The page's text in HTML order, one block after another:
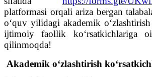
platformasi orqali ariza bergan
o‘quv yilidagi akademik
ijtimoiy faollik ko‘rsatkichlariga
qilinmoqda!
Akademik o‘zlashtirish